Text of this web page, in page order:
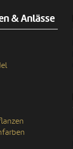
& Anlässe